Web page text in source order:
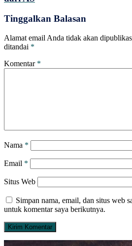
Tinggalkan Balasan
Alamat email Anda tidak akan
ditandai *
Komentar *
Nama *
Email *
Situs Web
Simpan nama, email, dan situs web
untuk komentar saya berikutnya.